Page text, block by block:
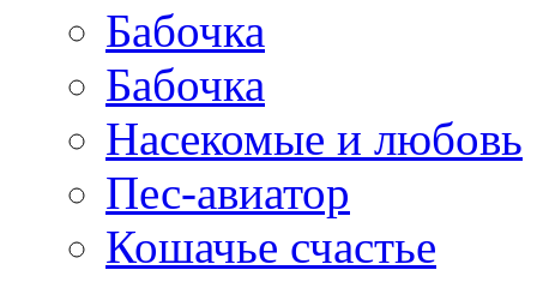
Бабочка
Бабочка
Насекомые и любовь
Пес-авиатор
Кошачье счастье